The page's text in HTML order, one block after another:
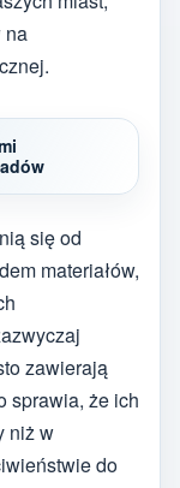
na
się od
materiałów,
zawierają
sprawia, że ich
niż w
do